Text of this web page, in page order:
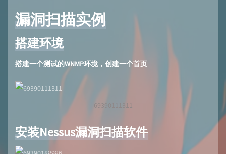
漏洞扫描实例
搭建环境
搭建一个测试的WNMP环境，创建一个首页
69390111311
安装Nessus漏洞扫描软件